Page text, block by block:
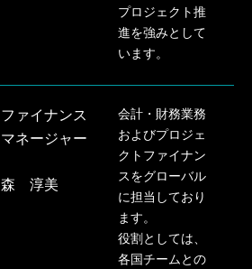
プロジェクト推
進を強みとして
います。
ファイナンス
マネージャー
森 淳美​
会計・財務業務
およびプロジェ
クトファイナン
スをグローバル
に担当しており
ます。
役割としては、
各国チームとの